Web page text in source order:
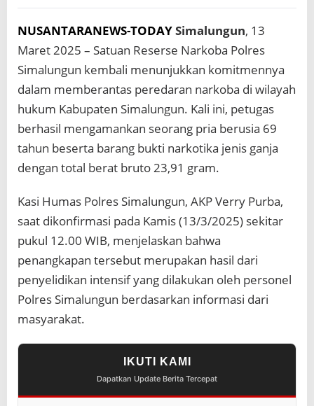
n
o
o
n
NUSANTARANEWS-TODAYSimalungun, 13
Maret 2025 – Satuan Reserse Narkoba Polres
Simalungun kembali menunjukkan komitmennya
dalam memberantas peredaran narkoba di wilayah
hukum Kabupaten Simalungun. Kali ini, petugas
berhasil mengamankan seorang pria berusia 69
tahun beserta barang bukti narkotika jenis ganja
dengan total berat bruto 23,91 gram.
Kasi Humas Polres Simalungun, AKP Verry Purba,
saat dikonfirmasi pada Kamis (13/3/2025) sekitar
pukul 12.00 WIB, menjelaskan bahwa
penangkapan tersebut merupakan hasil dari
penyelidikan intensif yang dilakukan oleh personel
Polres Simalungun berdasarkan informasi dari
masyarakat.
IKUTI KAMI
Dapatkan Update Berita Tercepat